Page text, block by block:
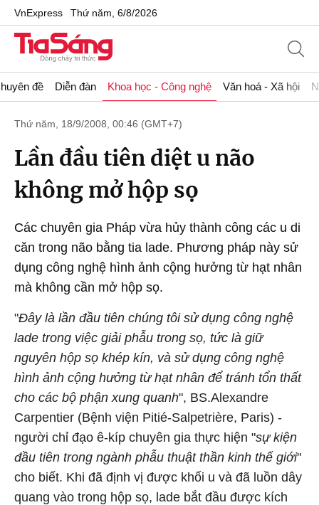
VnExpress Thứ năm, 6/8/2026
đề Diễn đàn Khoa học - Công nghệ Văn hoá - Xã hội
Thứ năm, 18/9/2008, 00:46 (GMT+7)
Lần đầu tiên diệt u não
không mở hộp sọ
Các chuyên gia Pháp vừa hủy thành công các u di
căn trong não bằng tia lade. Phương pháp này sử
dụng công nghệ hình ảnh cộng hưởng từ hạt nhân
mà không cần mở hộp sọ.
"Đây là lần đầu tiên chúng tôi sử dụng công nghệ
lade trong việc giải phẫu trong sọ, tức là giữ
nguyên hộp sọ khép kín, và sử dụng công nghệ
hình ảnh cộng hưởng từ hạt nhân để tránh tổn thất
cho các bộ phận xung quanh", BS.Alexandre
Carpentier (Bệnh viện Pitié-Salpetrière, Paris) -
người chỉ đạo ê-kíp chuyên gia thực hiện "sự kiện
đầu tiên trong ngành phẫu thuật thần kinh thế giới"
cho biết. Khi đã định vị được khối u và đã luồn dây
quang vào trong hộp sọ, lade bắt đầu được kích